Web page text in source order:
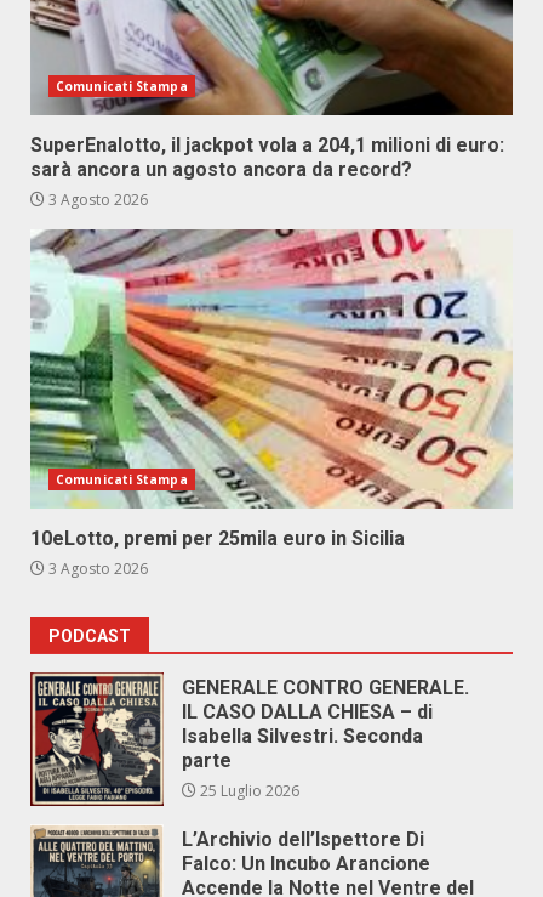
Comunicati Stampa
SuperEnalotto, il jackpot vola a 204,1 milioni di euro:
sarà ancora un agosto ancora da record?
3 Agosto 2026
Comunicati Stampa
10eLotto, premi per 25mila euro in Sicilia
3 Agosto 2026
PODCAST
GENERALE CONTRO GENERALE.
IL CASO DALLA CHIESA – di
Isabella Silvestri. Seconda
parte
25 Luglio 2026
L’Archivio dell’Ispettore Di
Falco: Un Incubo Arancione
Accende la Notte nel Ventre del